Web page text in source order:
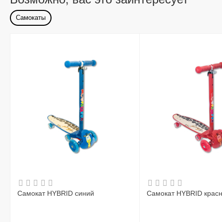
Самокаты
Самокат HYBRID синий Самокат HYBRID